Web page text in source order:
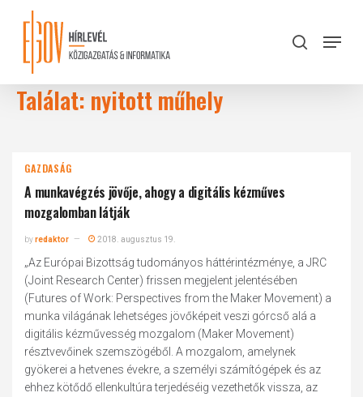
content
search
Menu
Találat: nyitott műhely
GAZDASÁG
A munkavégzés jövője, ahogy a digitális kézműves
mozgalomban látják
byredaktor 2018. augusztus 19.
„Az Európai Bizottság tudományos háttérintézménye, a JRC
(Joint Research Center) frissen megjelent jelentésében
(Futures of Work: Perspectives from the Maker Movement) a
munka világának lehetséges jövőképeit veszi górcső alá a
digitális kézművesség mozgalom (Maker Movement)
résztvevőinek szemszögéből. A mozgalom, amelynek
gyökerei a hetvenes évekre, a személyi számítógépek és az
ehhez kötődő ellenkultúra terjedéséig vezethetők vissza, az
Close